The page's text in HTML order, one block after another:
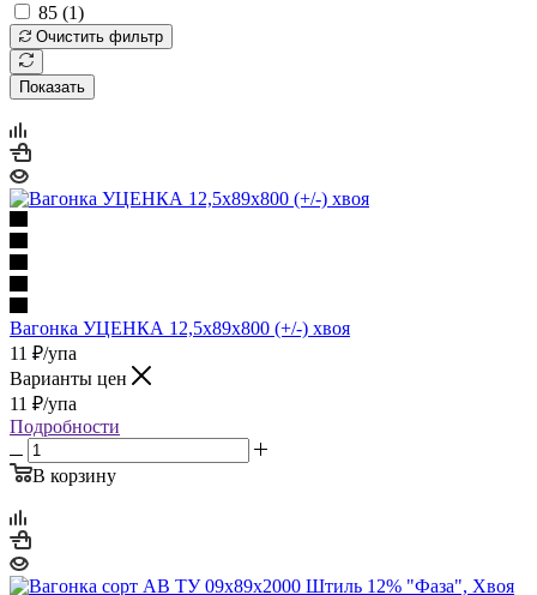
85 (1)
Очистить фильтр
Показать
Вагонка УЦЕНКА 12,5x89x800 (+/-) хвоя
11 ₽/упа
Варианты цен
11 ₽/упа
Подробности
В корзину